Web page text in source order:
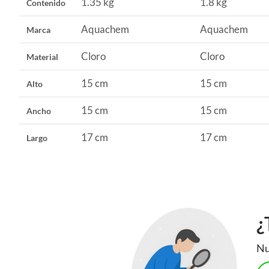
Contenido
Marca Aquachem Aquachem
Material Cloro Cloro
Alto 15 cm 15 cm
Ancho 15 cm 15 cm
Largo 17 cm 17 cm